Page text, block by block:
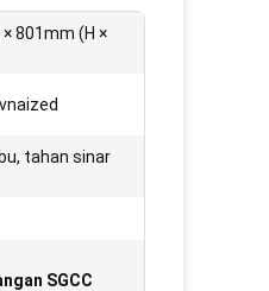
801mm (H ×
tahan sinar
SGCC